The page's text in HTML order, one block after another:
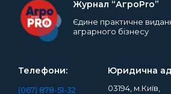
Журнал “АгроPro”
Єдине практичне
аграрного бізнесу
Юридична
03194, м.Київ,
Телефони:
(067) 878-51-32